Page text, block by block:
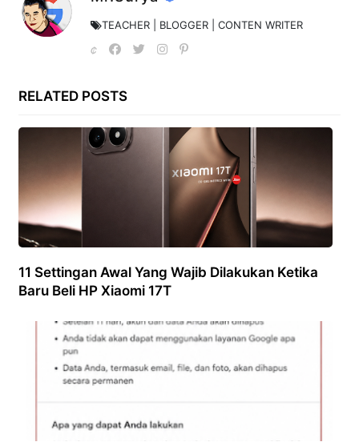
TEACHER | BLOGGER | CONTEN WRITER
RELATED POSTS
11 Settingan Awal Yang Wajib Dilakukan Ketika
Baru Beli HP Xiaomi 17T